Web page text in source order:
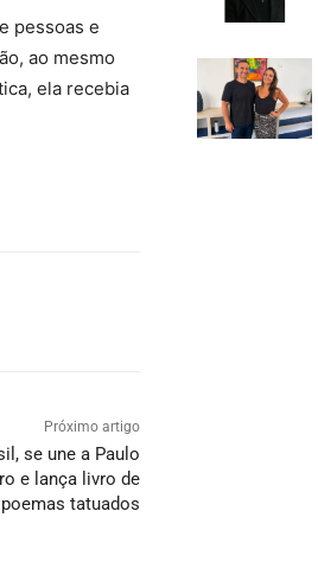
pessoas e
ao mesmo
ela recebia
Próximo artigo
se une a Paulo
e lança livro de
poemas tatuados